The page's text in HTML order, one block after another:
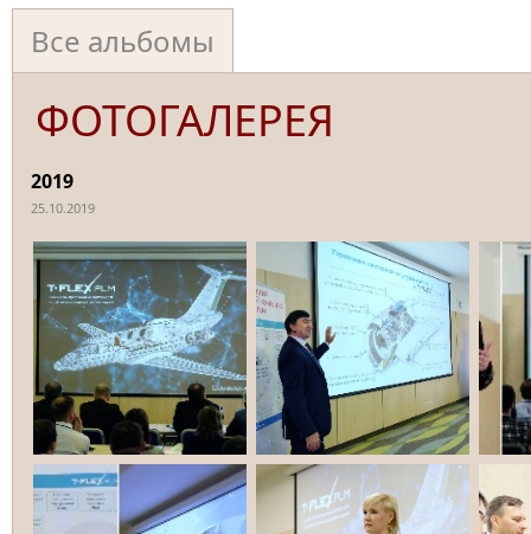
Все альбомы
ФОТОГАЛЕРЕЯ
2019
25.10.2019